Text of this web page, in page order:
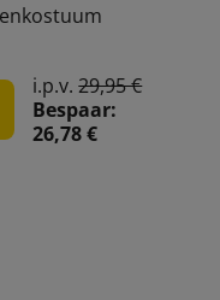
i.p.v.29,95 €
Bespaar:
26,78 €